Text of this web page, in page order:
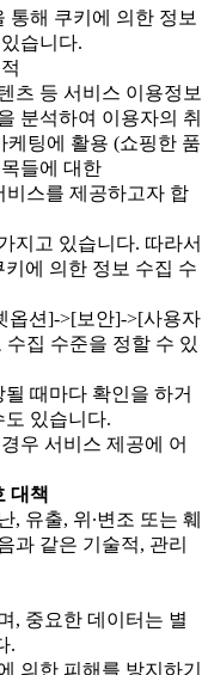
통해 쿠키에 의한 정보
습니다.
츠 등 서비스 이용정보
분석하여 이용자의 취
케팅에 활용 (쇼핑한 품
들에 대한
비스를 제공하고자 합
지고 있습니다. 따라서
에 의한 정보 수집 수
옵션]->[보안]->[사용자
집 수준을 정할 수 있
때마다 확인을 하거
있습니다.
우 서비스 제공에 어
대책
유출, 위∙변조 또는 훼
과 같은 기술적, 관리
, 중요한 데이터는 별
.
의한 피해를 방지하기